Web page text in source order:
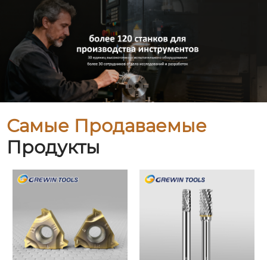
Самые Продаваемые
Продукты